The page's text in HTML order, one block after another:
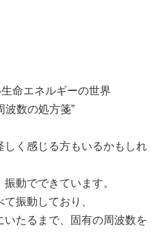
命エネルギーの世界
波数の処方箋”
しく感じる方もいるかもしれ
動でできています。
振動しており、
たるまで、固有の周波数を